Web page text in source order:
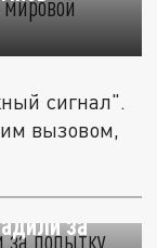
сигнал".
вызовом,
за